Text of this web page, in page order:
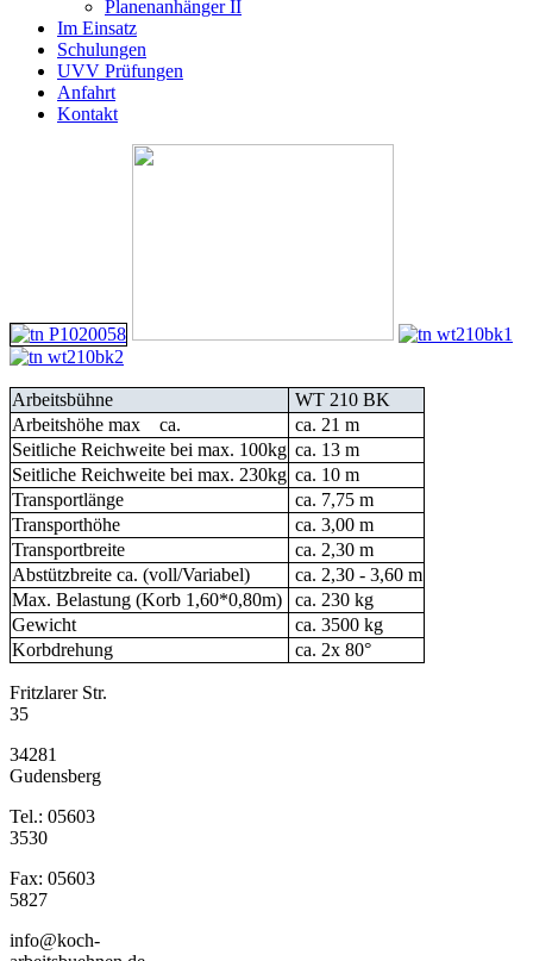
Planenanhänger II
Im Einsatz
Schulungen
UVV Prüfungen
Anfahrt
Kontakt
Arbeitsbühne
WT 210 BK
Arbeitshöhe max ca.
ca. 21 m
Seitliche Reichweite bei max. 100kg ca. 13 m
Seitliche Reichweite bei max. 230kg ca. 10 m
Transportlänge
ca. 7,75 m
Transporthöhe
ca. 3,00 m
Transportbreite
ca. 2,30 m
Abstützbreite ca. (voll/Variabel)
ca. 2,30 - 3,60 m
Max. Belastung (Korb 1,60*0,80m)
ca. 230 kg
Gewicht
ca. 3500 kg
Korbdrehung
ca. 2x 80°
Fritzlarer Str.
35
34281
Gudensberg
Tel.: 05603
3530
Fax: 05603
5827
info@koch-